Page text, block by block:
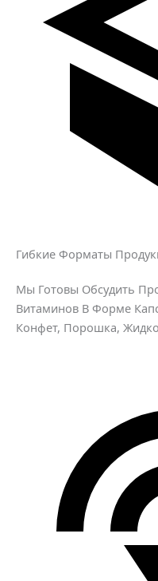
Гибкие Форматы
Мы Готовы Обсудить
Витаминов В Форме
Конфет, Порошка,